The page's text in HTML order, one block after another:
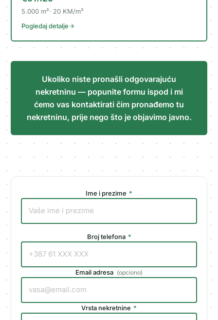
5.000 m² 20KM/m²
Pogledaj detalje
Ukoliko niste pronašli odgovarajuću
nekretninu — popunite formu ispod i mi
ćemo vas kontaktirati čim pronađemo tu
nekretninu, prije nego što je objavimo javno.
Ime i prezime *
Broj telefona *
Email adresa (opciono)
Vrsta nekretnine *